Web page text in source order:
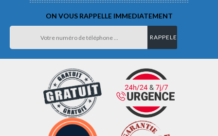
ON VOUS RAPPELLE IMMEDIATEMENT